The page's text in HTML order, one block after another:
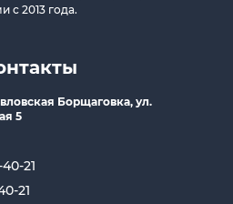
с 2013 года.
Борщаговка, ул.
5
21
21